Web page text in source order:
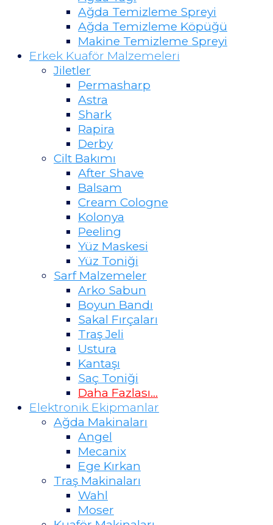
Ağda Temizleme Spreyi
Ağda Temizleme Köpüğü
Makine Temizleme Spreyi
Erkek Kuaför Malzemeleri
Jiletler
Permasharp
Astra
Shark
Rapira
Derby
Cilt Bakımı
After Shave
Balsam
Cream Cologne
Kolonya
Peeling
Yüz Maskesi
Yüz Toniği
Sarf Malzemeler
Arko Sabun
Boyun Bandı
Sakal Fırçaları
Traş Jeli
Ustura
Kantaşı
Saç Toniği
Daha Fazlası…
Elektronik Ekipmanlar
Ağda Makinaları
Angel
Mecanix
Ege Kırkan
Traş Makinaları
Wahl
Moser